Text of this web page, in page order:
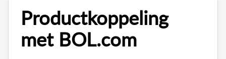
Productkoppeling
met BOL.com